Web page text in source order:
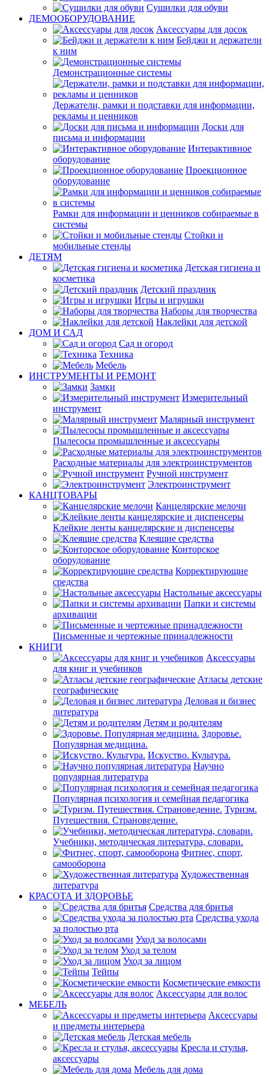
Сушилки для обуви
ДЕМООБОРУДОВАНИЕ
Аксессуары для досок
Бейджи и держатели
к ним
Демонстрационные системы
Держатели, рамки и подставки для информации,
рекламы и ценников
Доски для
письма и информации
Интерактивное
оборудование
Проекционное
оборудование
Рамки для информации и ценников собираемые в
системы
Стойки и
мобильные стенды
ДЕТЯМ
Детская гигиена и
косметика
Детский праздник
Игры и игрушки
Наборы для творчества
Наклейки для детской
ДОМ И САД
Сад и огород
Техника
Мебель
ИНСТРУМЕНТЫ И РЕМОНТ
Замки
Измерительный
инструмент
Малярный инструмент
Пылесосы промышленные и аксессуары
Расходные материалы для электроинструментов
Ручной инструмент
Электроинструмент
КАНЦТОВАРЫ
Канцелярские мелочи
Клейкие ленты канцелярские и диспенсеры
Клеящие средства
Конторское
оборудование
Корректирующие
средства
Настольные аксессуары
Папки и системы
архивации
Письменные и чертежные принадлежности
КНИГИ
Аксессуары
для книг и учебников
Атласы детские
географические
Деловая и бизнес
литература
Детям и родителям
Здоровье.
Популярная медицина.
Искуство. Культура.
Научно
популярная литература
Популярная психология и семейная педагогика
Туризм.
Путешествия. Страноведение.
Учебники, методическая литература, словари.
Фитнес, спорт,
самооборона
Художественная
литература
КРАСОТА И ЗДОРОВЬЕ
Средства для бритья
Средства ухода
за полостью рта
Уход за волосами
Уход за телом
Уход за лицом
Тейпы
Косметические емкости
Аксессуары для волос
МЕБЕЛЬ
Аксессуары
и предметы интерьера
Детская мебель
Кресла и стулья,
аксессуары
Мебель для дома